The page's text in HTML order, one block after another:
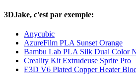
3DJake, c'est par exemple:
Anycubic
AzureFilm PLA Sunset Orange
Bambu Lab PLA Silk Dual Color
Creality Kit Extrudeuse Sprite Pro
E3D V6 Plated Copper Heater